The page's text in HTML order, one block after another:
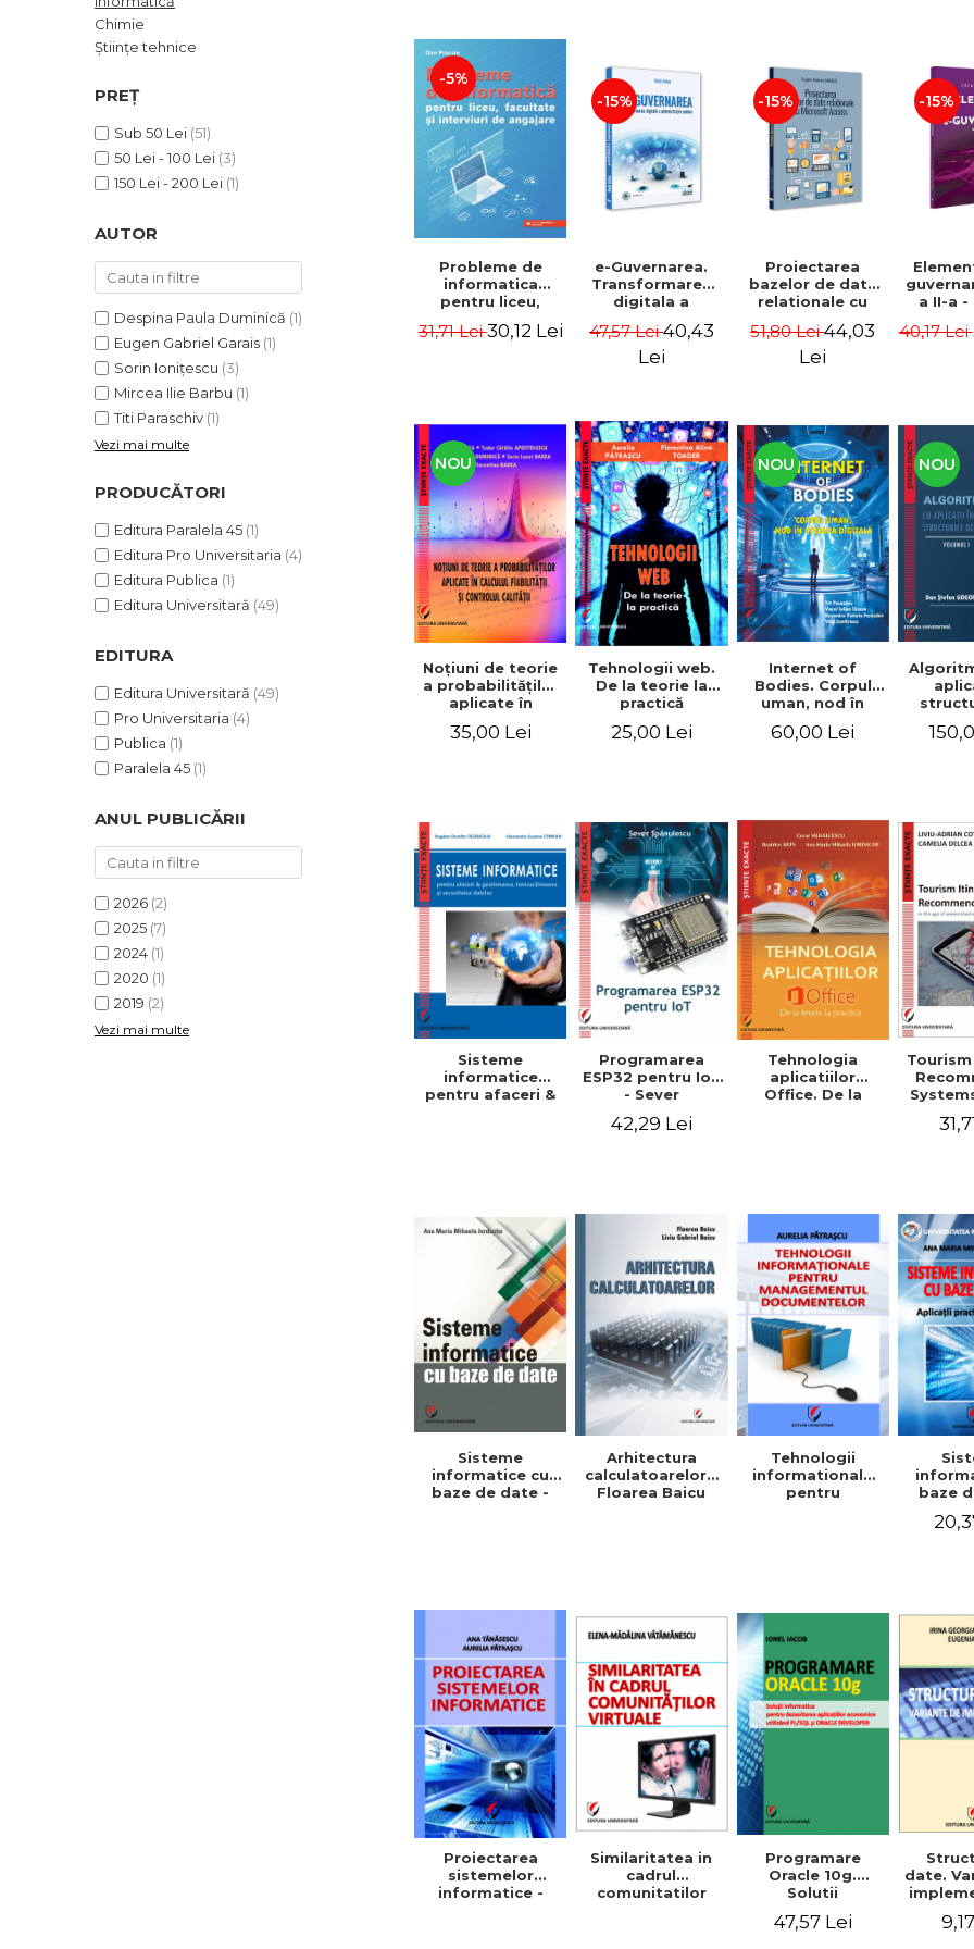
ADMINISTRATIVE
ȘTIINȚE ECONOMICE
EDUCAȚIE FIZICĂ ȘI SPORT
PREUNIVERSITARIA
TIMP LIBER
ÎN CURS DE APARIȚIE
PROMOȚIILE LUNII
ULTIMELE EXEMPLARE
Cum Cumpăr
Distribuitori
Chimie
Științe tehnice
PREȚ
Sub 50 Lei (51)
50 Lei - 100 Lei (3)
150 Lei - 200 Lei (1)
AUTOR
Despina Paula Duminică (1)
Eugen Gabriel Garais (1)
Sorin Ioniţescu (3)
Mircea Ilie Barbu (1)
Titi Paraschiv (1)
Vezi mai multe
PRODUCĂTORI
Editura Paralela 45 (1)
Editura Pro Universitaria (4)
Editura Publica (1)
Editura Universitară (49)
EDITURA
Editura Universitară (49)
Pro Universitaria (4)
Publica (1)
Paralela 45 (1)
ANUL PUBLICĂRII
2026 (2)
2025 (7)
2024 (1)
2020 (1)
2019 (2)
Vezi mai multe
-5%
Probleme de
informatica
pentru liceu,
interviuri de
31,71 Lei30,12 Lei
-15%
e-Guvernarea.
Transformarea
digitala a
publice - Vasile
Baltac
47,57 Lei40,43
Lei
-15%
Proiectarea
bazelor de date
relationale cu
- Eugen Gabriel
Garais
51,80 Lei44,03
Lei
-15%
a II-a -
40,17 Lei
NOU
Noţiuni de teorie
a probabilităţilor
aplicate în
calculul fiabilităţii
şi controlul
35,00 Lei
Tehnologii web.
De la teorie la
practică
25,00 Lei
NOU
Internet of
Bodies. Corpul
uman, nod în
reţeaua digitală
60,00 Lei
NOU
date.
Sisteme
informatice
pentru afaceri &
Alexandra Suzana
Cernian
Programarea
ESP32 pentru IoT
- Sever
42,29 Lei
Tehnologia
aplicatiilor
Office. De la
Sisteme
informatice cu
baze de date -
Arhitectura
calculatoarelor -
Floarea Baicu
Tehnologii
informationale
pentru
baze
in
Proiectarea
sistemelor
informatice -
Similaritatea in
cadrul
comunitatilor
Programare
Oracle 10g.
Solutii
pentru
47,57 Lei
date.